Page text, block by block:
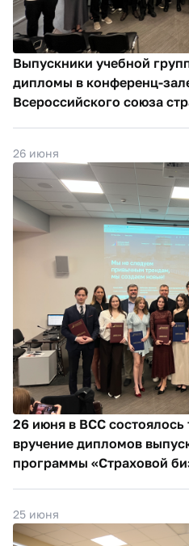
Выпускники учебной
дипломы в конференц-
Всероссийского союза
26 июня
26 июня в ВСС состоялось
вручение дипломов
программы «Страховой
25 июня